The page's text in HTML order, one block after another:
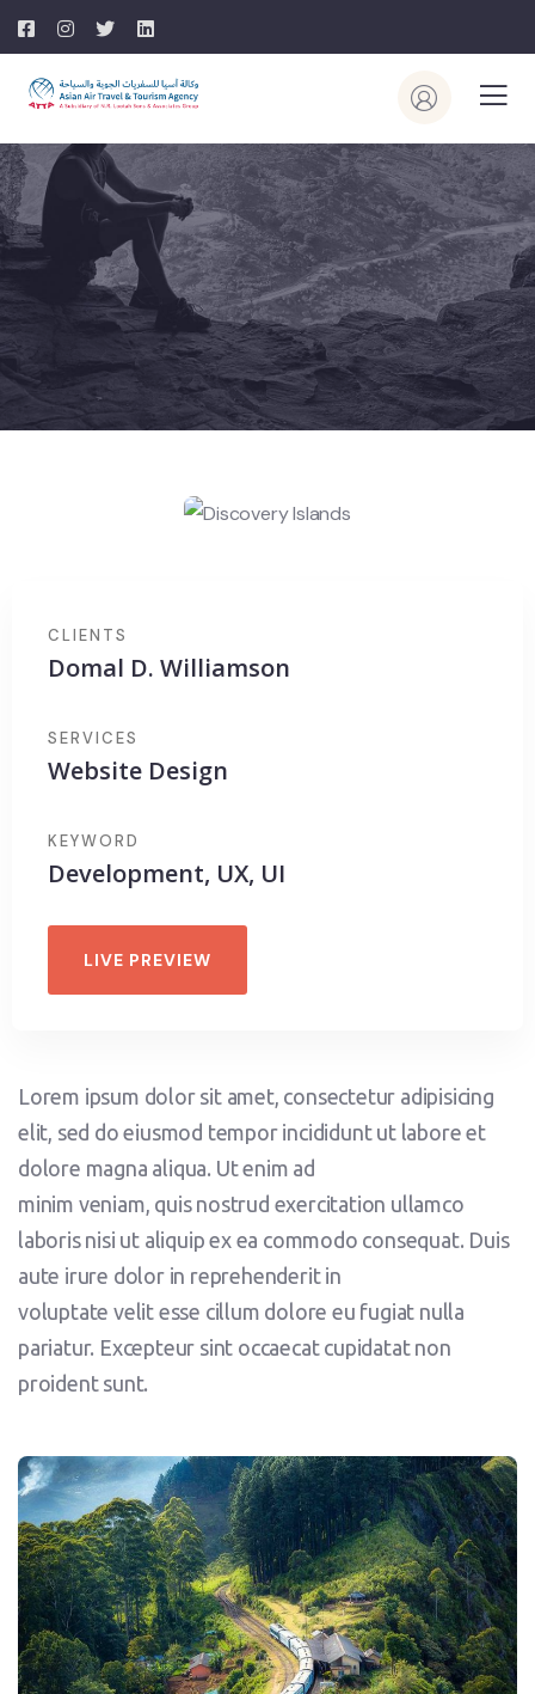
CLIENTS
Domal D. Williamson
SERVICES
Website Design
KEYWORD
Development, UX, UI
LIVE PREVIEW
Lorem ipsum dolor sit amet, consectetur adipisicing
elit, sed do eiusmod tempor incididunt ut labore et
dolore magna aliqua. Ut enim ad
minim veniam, quis nostrud exercitation ullamco
laboris nisi ut aliquip ex ea commodo consequat. Duis
aute irure dolor in reprehenderit in
voluptate velit esse cillum dolore eu fugiat nulla
pariatur. Excepteur sint occaecat cupidatat non
proident sunt.